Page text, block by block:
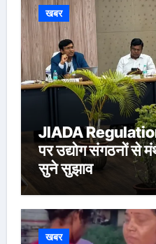
खबर
JIADA
पर उद्योग संगठनों
सुने सुझाव
खबर